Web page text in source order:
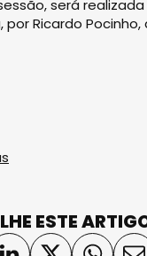
será
por Ricardo
ESTE